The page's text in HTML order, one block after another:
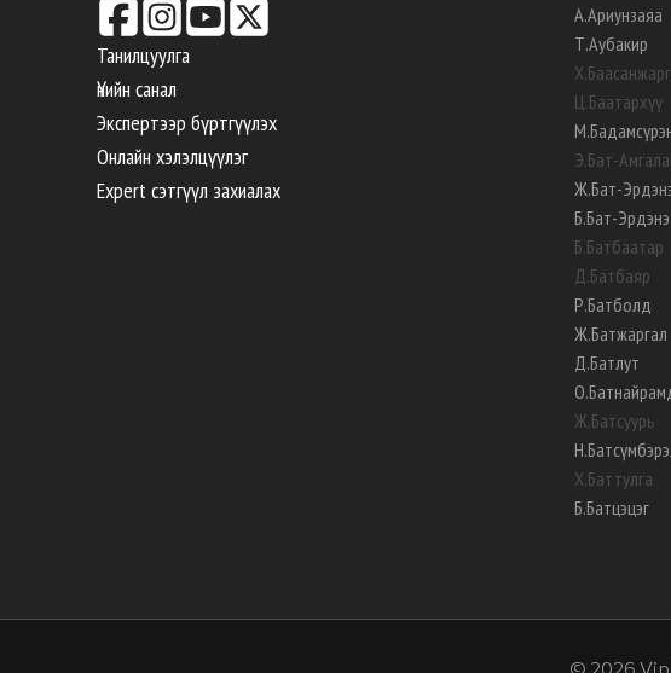
Танилцуулга
Үнийн санал
Экспертээр бүртгүүлэх
Онлайн хэлэлцүүлэг
Expert сэтгүүл захиалах
А.Ариунзаяа
Т.Аубакир
Х.
Ц.Баатархүү
М.
Э.Бат-
Ж.Бат-
Б.Бат-Эрдэнэ
Б.Батбаатар
Д.Батбаяр
Р.Батболд
Ж.Батжаргал
Д.Батлут
О.
Ж.Батсуурь
Н.
Х.Баттулга
Б.Батцэцэг
© 2026 Vip